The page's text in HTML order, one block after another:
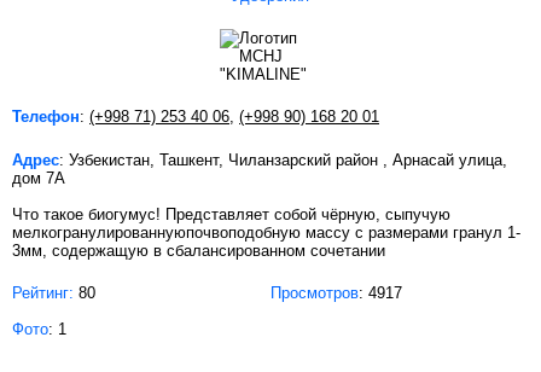
Телефон: (+998 71) 253 40 06, (+998 90) 168 20 01
Адрес: Узбекистан, Ташкент, Чиланзарский район , Арнасай улица,
дом 7А
Что такое биогумус! Представляет собой чёрную, сыпучую
мелкогранулированнуюпочвоподобную массу с размерами гранул 1-
3мм, содержащую в сбалансированном сочетании
Рейтинг: 80 Просмотров: 4917
Фото: 1